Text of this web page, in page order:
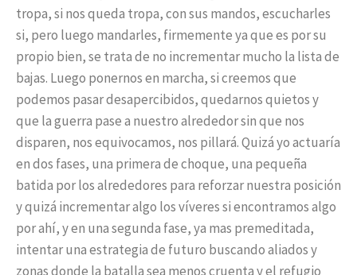
tropa, si nos queda tropa, con sus mandos, escucharles
si, pero luego mandarles, firmemente ya que es por su
propio bien, se trata de no incrementar mucho la lista de
bajas. Luego ponernos en marcha, si creemos que
podemos pasar desapercibidos, quedarnos quietos y
que la guerra pase a nuestro alrededor sin que nos
disparen, nos equivocamos, nos pillará. Quizá yo actuaría
en dos fases, una primera de choque, una pequeña
batida por los alrededores para reforzar nuestra posición
y quizá incrementar algo los víveres si encontramos algo
por ahí, y en una segunda fase, ya mas premeditada,
intentar una estrategia de futuro buscando aliados y
zonas donde la batalla sea menos cruenta y el refugio